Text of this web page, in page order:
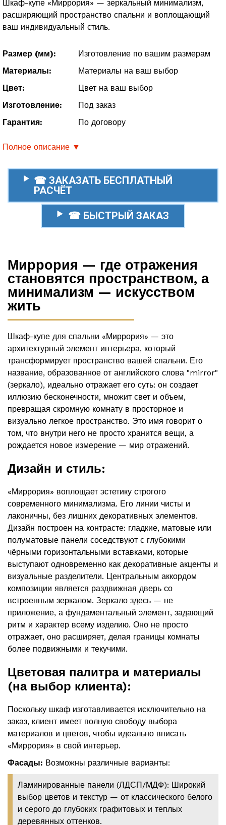
Шкаф-купе «Миррория» — зеркальный минимализм,
расширяющий пространство спальни и воплощающий
ваш индивидуальный стиль.
Размер (мм):
Изготовление по вашим размерам
Материалы:
Материалы на ваш выбор
Цвет:
Цвет на ваш выбор
Изготовление:
Под заказ
Гарантия:
По договору
Полное описание ▼
☎ ЗАКАЗАТЬ БЕСПЛАТНЫЙ
РАСЧЁТ
☎ БЫСТРЫЙ ЗАКАЗ
Миррория — где отражения
становятся пространством, а
минимализм — искусством
жить
Шкаф-купе для спальни «Миррория» — это
архитектурный элемент интерьера, который
трансформирует пространство вашей спальни. Его
название, образованное от английского слова "mirror"
(зеркало), идеально отражает его суть: он создает
иллюзию бесконечности, множит свет и объем,
превращая скромную комнату в просторное и
визуально легкое пространство. Это имя говорит о
том, что внутри него не просто хранится вещи, а
рождается новое измерение — мир отражений.
Дизайн и стиль:
«Миррория» воплощает эстетику строгого
современного минимализма. Его линии чисты и
лаконичны, без лишних декоративных элементов.
Дизайн построен на контрасте: гладкие, матовые или
полуматовые панели соседствуют с глубокими
чёрными горизонтальными вставками, которые
выступают одновременно как декоративные акценты и
визуальные разделители. Центральным аккордом
композиции является раздвижная дверь со
встроенным зеркалом. Зеркало здесь — не
приложение, а фундаментальный элемент, задающий
ритм и характер всему изделию. Оно не просто
отражает, оно расширяет, делая границы комнаты
более подвижными и текучими.
Цветовая палитра и материалы
(на выбор клиента):
Поскольку шкаф изготавливается исключительно на
заказ, клиент имеет полную свободу выбора
материалов и цветов, чтобы идеально вписать
«Миррория» в свой интерьер.
Фасады: Возможны различные варианты:
Ламинированные панели (ЛДСП/МДФ): Широкий
выбор цветов и текстур — от классического белого
и серого до глубоких графитовых и теплых
деревянных оттенков.